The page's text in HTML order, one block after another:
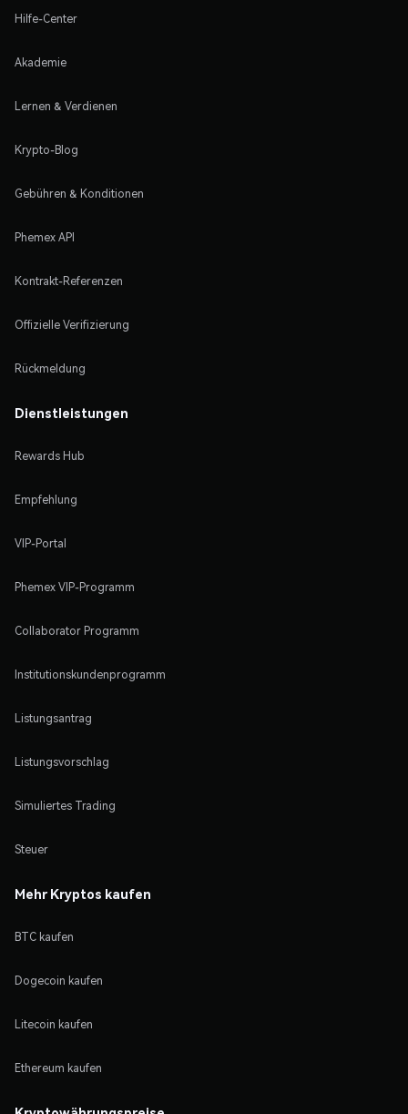
Hilfe-Center
Akademie
Lernen & Verdienen
Krypto-Blog
Gebühren & Konditionen
Phemex API
Kontrakt-Referenzen
Offizielle Verifizierung
Rückmeldung
Dienstleistungen
Rewards Hub
Empfehlung
VIP-Portal
Phemex VIP-Programm
Collaborator Programm
Institutionskundenprogramm
Listungsantrag
Listungsvorschlag
Simuliertes Trading
Steuer
Mehr Kryptos kaufen
BTC kaufen
Dogecoin kaufen
Litecoin kaufen
Ethereum kaufen